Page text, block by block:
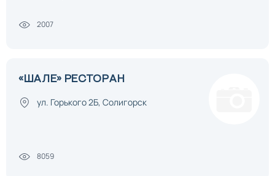
2007
«ШАЛЕ» РЕСТОРАН
ул. Горького 2Б, Солигорск
8059